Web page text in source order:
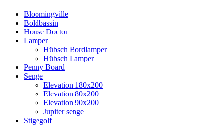
Bloomingville
Boldbassin
House Doctor
Lamper
Hübsch Bordlamper
Hübsch Lamper
Penny Board
Senge
Elevation 180x200
Elevation 80x200
Elevation 90x200
Jupiter senge
Stigegolf